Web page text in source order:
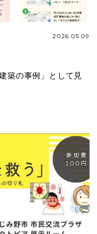
2026.05.09
築の事例」として見